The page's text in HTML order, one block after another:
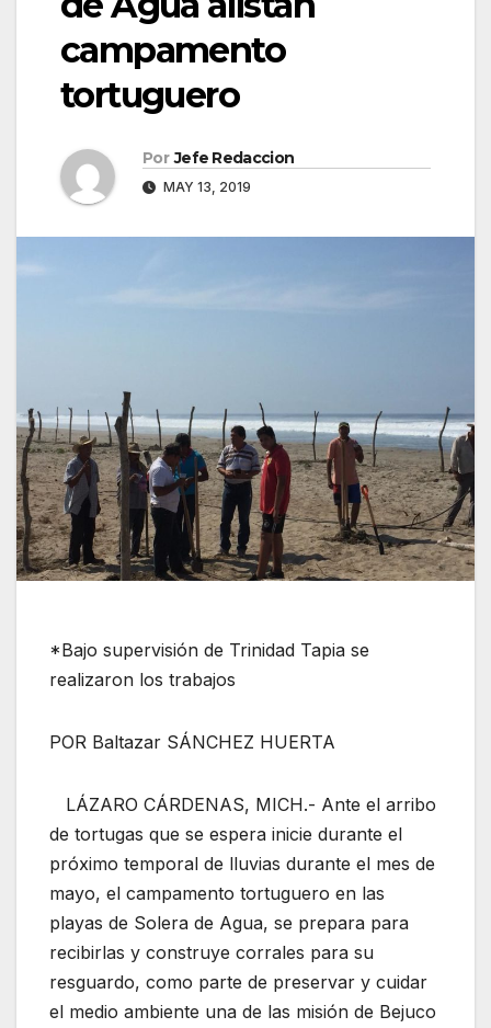
campamento
tortuguero
Por Jefe Redaccion
MAY 13, 2019
*Bajo supervisión de Trinidad Tapia se
realizaron los trabajos
POR Baltazar SÁNCHEZ HUERTA
LÁZARO CÁRDENAS, MICH.- Ante el arribo
de tortugas que se espera inicie durante el
próximo temporal de lluvias durante el mes de
mayo, el campamento tortuguero en las
playas de Solera de Agua, se prepara para
recibirlas y construye corrales para su
resguardo, como parte de preservar y cuidar
el medio ambiente una de las misión de Bejuco